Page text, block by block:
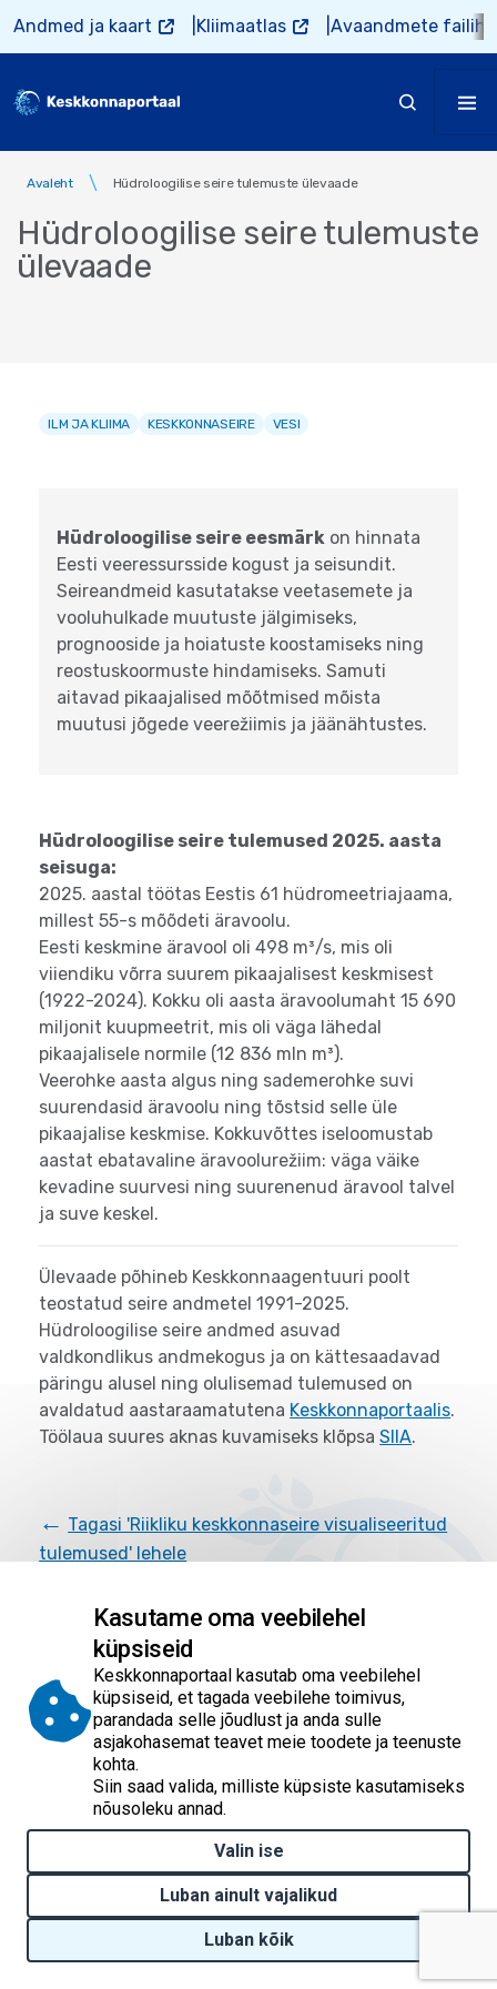
Liigu edasi põhisisu juurde
Andmed ja kaart Kliimaatlas Avaandmete
Avaleht Hüdroloogilise seire tulemuste ülevaade
Hüdroloogilise seire tulemuste
ülevaade
ILM JA KLIIMA KESKKONNASEIRE VESI
Hüdroloogilise seire eesmärk on hinnata
Eesti veeressursside kogust ja seisundit.
Seireandmeid kasutatakse veetasemete ja
vooluhulkade muutuste jälgimiseks,
prognooside ja hoiatuste koostamiseks ning
reostuskoormuste hindamiseks. Samuti
aitavad pikaajalised mõõtmised mõista
muutusi jõgede veerežiimis ja jäänähtustes.
Hüdroloogilise seire tulemused 2025. aasta
seisuga:
2025. aastal töötas Eestis 61 hüdromeetriajaama,
millest 55-s mõõdeti äravoolu.
Eesti keskmine äravool oli 498 m³/s, mis oli
viiendiku võrra suurem pikaajalisest keskmisest
(1922-2024). Kokku oli aasta äravoolumaht 15 690
miljonit kuupmeetrit, mis oli väga lähedal
pikaajalisele normile (12 836 mln m³).
Veerohke aasta algus ning sademerohke suvi
suurendasid äravoolu ning tõstsid selle üle
pikaajalise keskmise. Kokkuvõttes iseloomustab
aastat ebatavaline äravoolurežiim: väga väike
kevadine suurvesi ning suurenenud äravool talvel
ja suve keskel.
Ülevaade põhineb Keskkonnaagentuuri poolt
teostatud seire andmetel 1991-2025.
Hüdroloogilise seire andmed asuvad
valdkondlikus andmekogus ja on kättesaadavad
päringu alusel ning olulisemad tulemused on
avaldatud aastaraamatutena Keskkonnaportaalis.
Töölaua suures aknas kuvamiseks klõpsaSIIA.
← Tagasi 'Riikliku keskkonnaseire visualiseeritud
tulemused' lehele
Palun hinnake 5 palli skaalal, kuidas jäite artikli
sisuga rahule
Empty
Empty
Avaldatud: 18.03.2026 / Uuendatud: 08.07.2026
© 2026 Keskkonnaportaal
Kontakt
Kasutame oma veebilehel
küpsiseid
Keskkonnaportaal kasutab oma veebilehel
küpsiseid, et tagada veebilehe toimivus,
parandada selle jõudlust ja anda sulle
asjakohasemat teavet meie toodete ja teenuste
kohta.
Siin saad valida, milliste küpsiste kasutamiseks
nõusoleku annad.
Valin ise
Luban ainult vajalikud
Luban kõik